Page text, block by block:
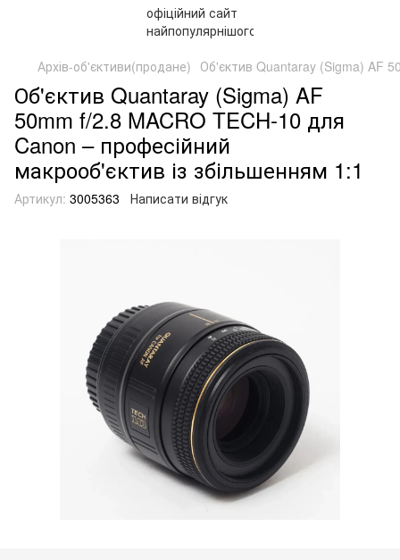
Архів-об'єктиви(продане) Об'єктив Quantaray (Sigma) AF
Об'єктив Quantaray (Sigma) AF
50mm f/2.8 MACRO TECH-10 для
Canon – професійний
макрооб'єктив із збільшенням 1:1
Артикул: 3005363 Написати відгук